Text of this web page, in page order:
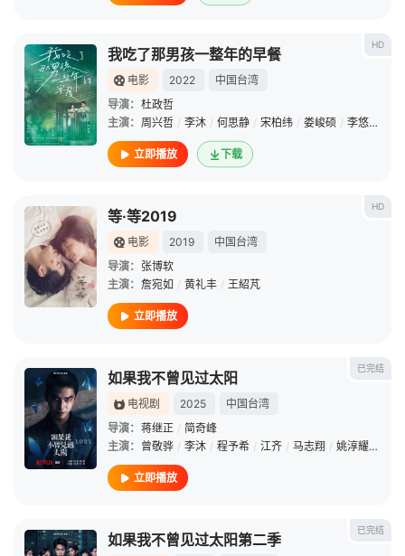
HD
我吃了那男孩一整年的早餐
电影 2022
中国台湾
导演： 杜政哲
主演： 周兴哲 / 李沐 / 何思静 / 宋柏纬 / 娄峻硕 / 李悠 /
立即播放 下载
HD
等·等2019
电影 2019
中国台湾
导演： 张博软
主演： 詹宛如 / 黄礼丰 / 王紹芃
立即播放
已完结
如果我不曾见过太阳
电视剧 2025
中国台湾
导演： 蒋继正 / 简奇峰
主演： 曾敬骅 / 李沐 / 程予希 / 江齐 / 马志翔 / 姚淳耀 /
立即播放
已完结
如果我不曾见过太阳第二季